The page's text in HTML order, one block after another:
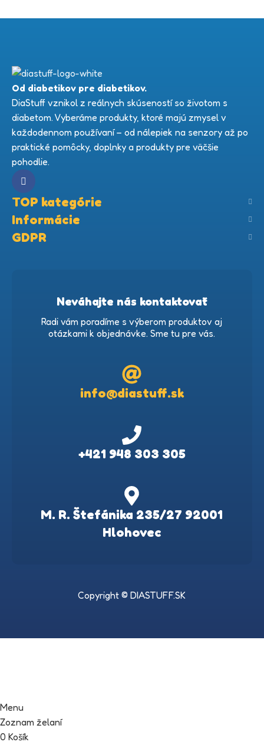
Od diabetikov pre diabetikov.
DiaStuff vznikol z reálnych skúseností so životom s
diabetom. Vyberáme produkty, ktoré majú zmysel v
každodennom používaní – od nálepiek na senzory až po
praktické pomôcky, doplnky a produkty pre väčšie
pohodlie.
TOP kategórie
Informácie
GDPR
Neváhajte nás kontaktovať
Radi vám poradíme s výberom produktov aj
otázkami k objednávke. Sme tu pre vás.
info@diastuff.sk
+421 948 303 305
M. R. Štefánika 235/27 92001
Hlohovec
Copyright © DIASTUFF.SK
Menu
Zoznam želaní
0 Košík